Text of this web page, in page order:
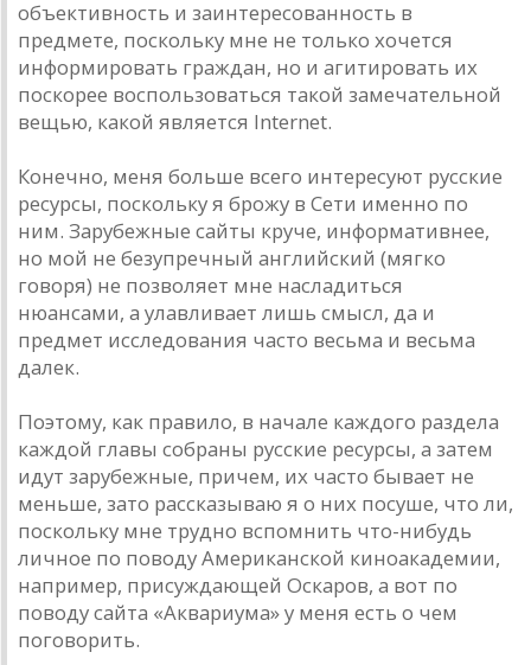
объективность и заинтересованность в
предмете, поскольку мне не только хочется
информировать граждан, но и агитировать их
поскорее воспользоваться такой замечательной
вещью, какой является Internet.
Конечно, меня больше всего интересуют русские
ресурсы, поскольку я брожу в Сети именно по
ним. Зарубежные сайты круче, информативнее,
но мой не безупречный английский (мягко
говоря) не позволяет мне насладиться
нюансами, а улавливает лишь смысл, да и
предмет исследования часто весьма и весьма
далек.
Поэтому, как правило, в начале каждого раздела
каждой главы собраны русские ресурсы, а затем
идут зарубежные, причем, их часто бывает не
меньше, зато рассказываю я о них посуше, что ли,
поскольку мне трудно вспомнить что-нибудь
личное по поводу Американской киноакадемии,
например, присуждающей Оскаров, а вот по
поводу сайта «Аквариума» у меня есть о чем
поговорить.